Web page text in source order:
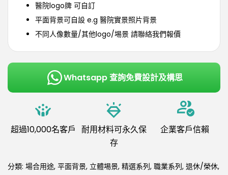
醫院logo牌 可自訂
平面背景可自設 e.g 醫院實景照片背景
不同人像數量/其他logo/埸景 請聯絡我們報價
Whatsapp 查詢免費設計及構思
超過10,000名客戶 耐用材料可永久保
存
企業客戶信賴
分類: 場合用途, 平面背景, 立體埸景, 精選系列, 職業系列, 退休/榮休,